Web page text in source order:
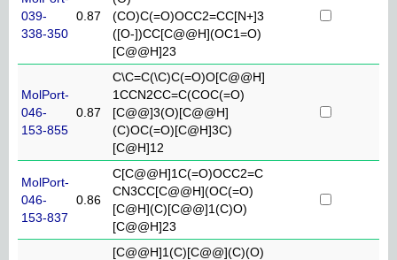
039-
338-350
0.87
(CO)C(=O)OCC2=CC[N+]3
([O-])CC[C@@H](OC1=O)
[C@@H]23
MolPort-
046-
153-855
0.87
C\C=C(\C)C(=O)O[C@@H]
1CCN2CC=C(COC(=O)
[C@@]3(O)[C@@H]
(C)OC(=O)[C@H]3C)
[C@H]12
MolPort-
046-
153-837
0.86
C[C@@H]1C(=O)OCC2=C
CN3CC[C@@H](OC(=O)
[C@H](C)[C@@]1(C)O)
[C@@H]23
[C@@H]1(C)[C@@](C)(O)